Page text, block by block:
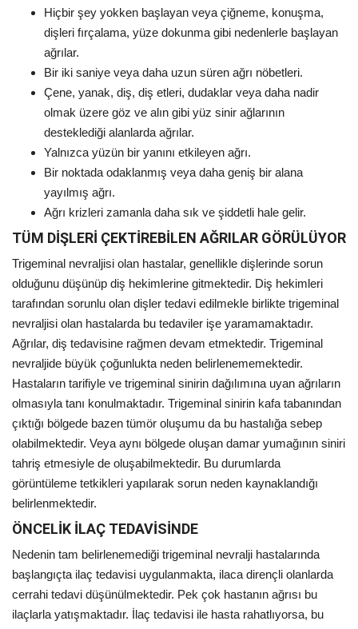
Hiçbir şey yokken başlayan veya çiğneme, konuşma,
dişleri fırçalama, yüze dokunma gibi nedenlerle başlayan
ağrılar.
Bir iki saniye veya daha uzun süren ağrı nöbetleri.
Çene, yanak, diş, diş etleri, dudaklar veya daha nadir
olmak üzere göz ve alın gibi yüz sinir ağlarının
desteklediği alanlarda ağrılar.
Yalnızca yüzün bir yanını etkileyen ağrı.
Bir noktada odaklanmış veya daha geniş bir alana
yayılmış ağrı.
Ağrı krizleri zamanla daha sık ve şiddetli hale gelir.
TÜM DİŞLERİ ÇEKTİREBİLEN AĞRILAR GÖRÜLÜYOR
Trigeminal nevraljisi olan hastalar, genellikle dişlerinde sorun
olduğunu düşünüp diş hekimlerine gitmektedir. Diş hekimleri
tarafından sorunlu olan dişler tedavi edilmekle birlikte trigeminal
nevraljisi olan hastalarda bu tedaviler işe yaramamaktadır.
Ağrılar, diş tedavisine rağmen devam etmektedir. Trigeminal
nevraljide büyük çoğunlukta neden belirlenememektedir.
Hastaların tarifiyle ve trigeminal sinirin dağılımına uyan ağrıların
olmasıyla tanı konulmaktadır. Trigeminal sinirin kafa tabanından
çıktığı bölgede bazen tümör oluşumu da bu hastalığa sebep
olabilmektedir. Veya aynı bölgede oluşan damar yumağının siniri
tahriş etmesiyle de oluşabilmektedir. Bu durumlarda
görüntüleme tetkikleri yapılarak sorun neden kaynaklandığı
belirlenmektedir.
ÖNCELİK İLAÇ TEDAVİSİNDE
Nedenin tam belirlenemediği trigeminal nevralji hastalarında
başlangıçta ilaç tedavisi uygulanmakta, ilaca dirençli olanlarda
cerrahi tedavi düşünülmektedir. Pek çok hastanın ağrısı bu
ilaçlarla yatışmaktadır. İlaç tedavisi ile hasta rahatlıyorsa, bu